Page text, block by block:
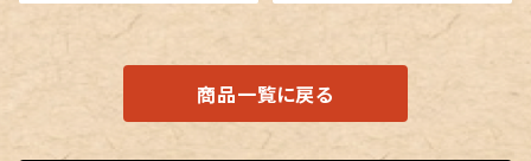
商品一覧に戻る